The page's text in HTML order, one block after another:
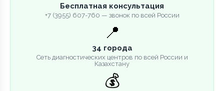
Бесплатная консультация
+7 (3955) 607-760 — звонок по всей России
📍
34 города
Сеть диагностических центров по всей России и
Казахстану
💰